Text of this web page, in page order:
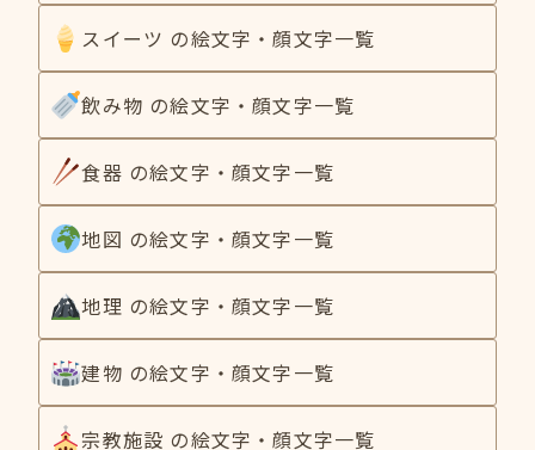
スイーツ の絵文字・顔文字一覧
飲み物 の絵文字・顔文字一覧
食器 の絵文字・顔文字一覧
地図 の絵文字・顔文字一覧
地理 の絵文字・顔文字一覧
建物 の絵文字・顔文字一覧
宗教施設 の絵文字・顔文字一覧